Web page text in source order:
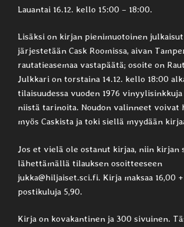
Lauantai 16.12. kello 15:00 – 18:00.
Lisäksi on kirjan pienimuotoinen
järjestetään Cask Roomissa, aivan
rautatieasemaa vastapäätä; osoite on
Julkkari on torstaina 14.12. kello 18:00
tilaisuudessa vuoden 1976
niistä tarinoita. Noudon valinneet voivat
myös Caskista ja toki siellä myydään
Jos et vielä ole ostanut kirjaa, niin kirjan
lähettämällä tilauksen osoitteeseen
jukka@hiljaiset.sci.fi. Kirja maksaa 16,00
postikuluja 5,90.
Kirja on kovakantinen ja 300 sivuinen.